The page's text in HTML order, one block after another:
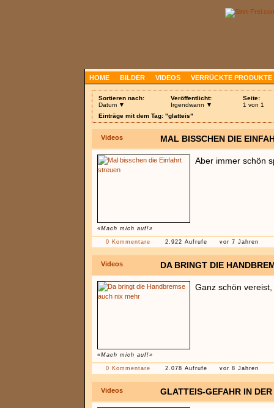
HOME BILDER VIDEOS VERRÜCKTE PRODUKTE
Sortieren nach:
Datum ▼
Veröffentlicht:
Irgendwann ▼
Seite:
1 von 1
Einträge mit dem Tag: "glatteis"
Videos MAL BISSCHEN DIE
«Mach mich auf!»
Aber immer schön
0 Kommentare 2.922 Aufrufe vor 7 Jahren
Videos DA BRINGT DIE
«Mach mich auf!»
Ganz schön
0 Kommentare 2.078 Aufrufe vor 8 Jahren
Videos GLATTEIS-GEFAHR IN